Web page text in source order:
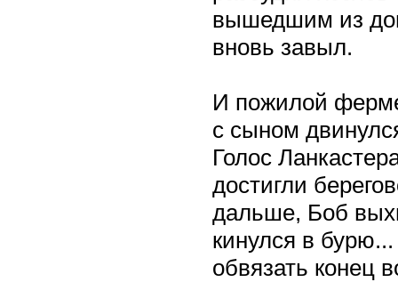
вышедшим из
вновь завыл.
И пожилой
с сыном
Голос
достигли
дальше, Боб
кинулся в
обвязать конец